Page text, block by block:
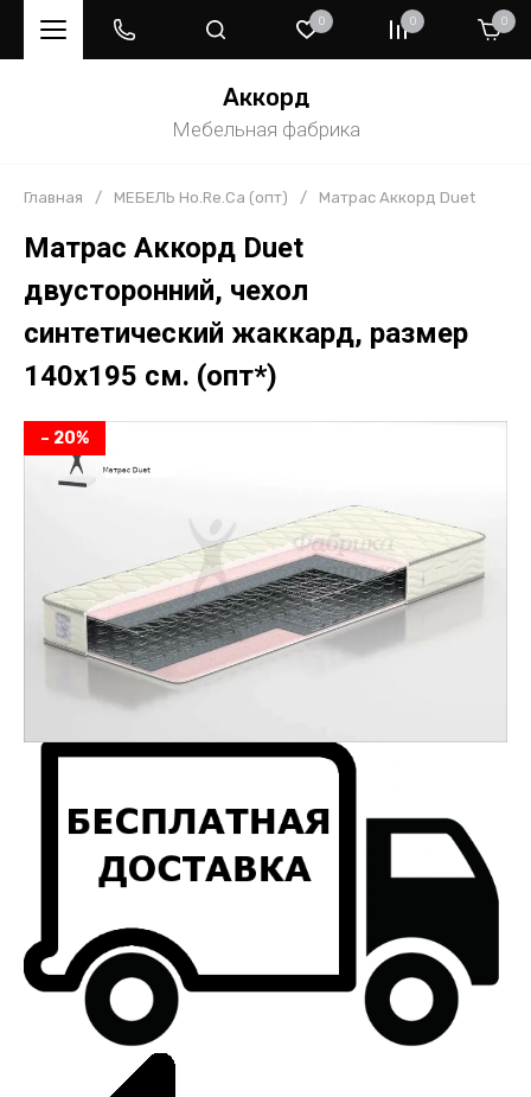
0 0 0
Аккорд
Мебельная фабрика
Главная / МЕБЕЛЬ Ho.Re.Ca (опт) / Матрас Аккорд Duet
Матрас Аккорд Duet
двусторонний, чехол
синтетический жаккард, размер
140х195 см. (опт*)
– 20%